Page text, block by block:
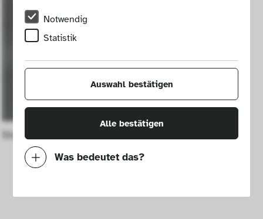
Notwendig
Statistik
Auswahl bestätigen
Alle bestätigen
Was bedeutet das?
Mit diesen Cookies können wir durch
Stoeck chair